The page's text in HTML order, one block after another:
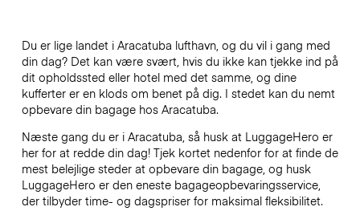
Du er lige landet i Aracatuba lufthavn, og du vil i gang med
din dag? Det kan være svært, hvis du ikke kan tjekke ind på
dit opholdssted eller hotel med det samme, og dine
kufferter er en klods om benet på dig. I stedet kan du nemt
opbevare din bagage hos Aracatuba.
Næste gang du er i Aracatuba, så husk at LuggageHero er
her for at redde din dag! Tjek kortet nedenfor for at finde de
mest belejlige steder at opbevare din bagage, og husk
LuggageHero er den eneste bagageopbevaringsservice,
der tilbyder time- og dagspriser for maksimal fleksibilitet.